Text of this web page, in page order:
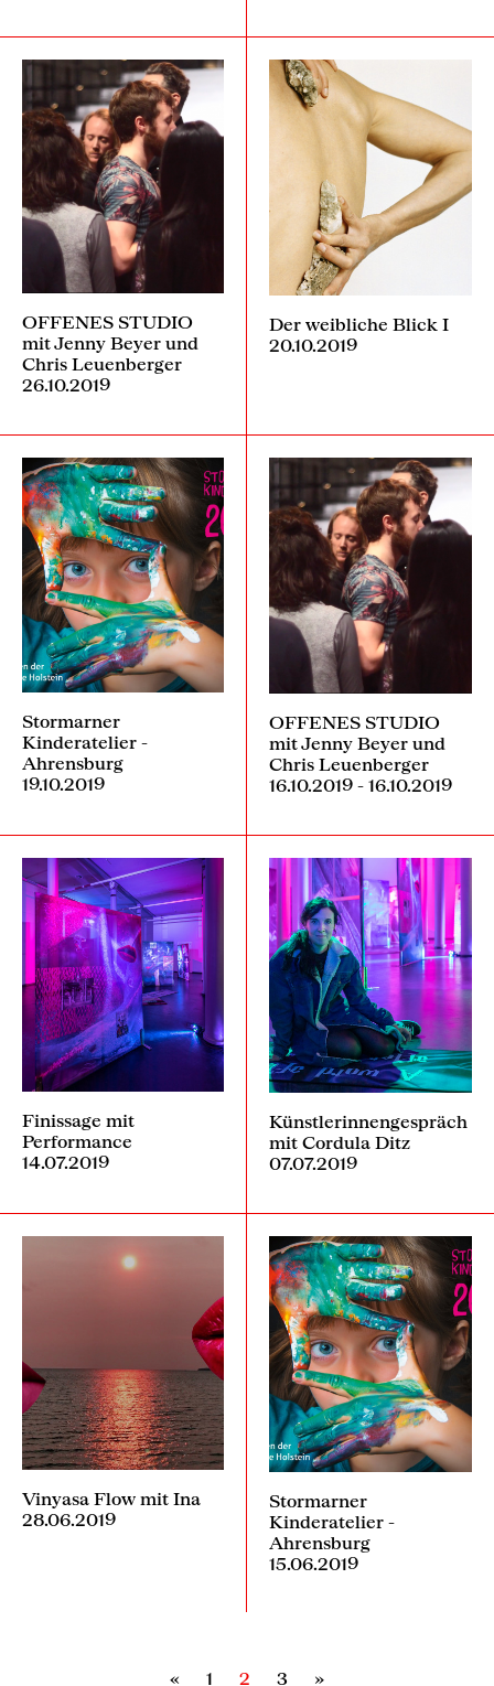
OFFENES STUDIO
mit Jenny Beyer und
Chris Leuenberger
26.10.2019
Der weibliche Blick I
20.10.2019
Stormarner
Kinderatelier -
Ahrensburg
19.10.2019
OFFENES STUDIO
mit Jenny Beyer und
Chris Leuenberger
16.10.2019 - 16.10.2019
Finissage mit
Performance
14.07.2019
Künstlerinnengespräch
mit Cordula Ditz
07.07.2019
Vinyasa Flow mit Ina
28.06.2019
Stormarner
Kinderatelier -
Ahrensburg
15.06.2019
« 1 2 3 »